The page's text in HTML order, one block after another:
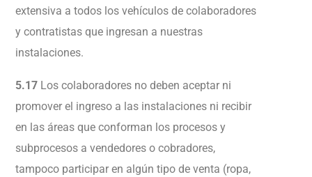
extensiva a todos los vehículos de colaboradores
y contratistas que ingresan a nuestras
instalaciones.
5.17 Los colaboradores no deben aceptar ni
promover el ingreso a las instalaciones ni recibir
en las áreas que conforman los procesos y
subprocesos a vendedores o cobradores,
tampoco participar en algún tipo de venta (ropa,